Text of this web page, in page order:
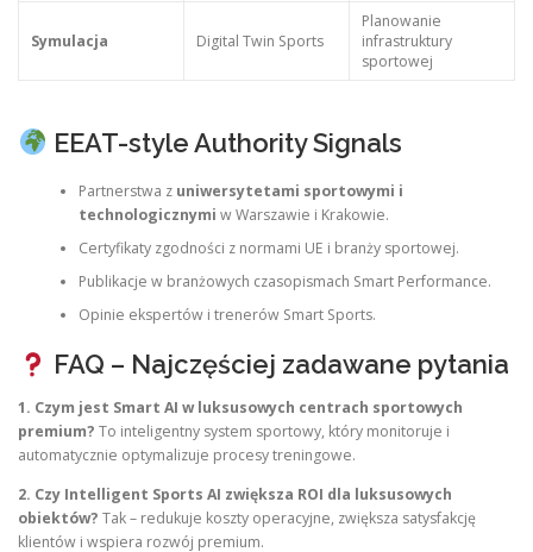
Symulacja Digital Twin Sports
Planowanie
infrastruktury
sportowej
EEAT-style Authority Signals
Partnerstwa z uniwersytetami sportowymi i
technologicznymi w Warszawie i Krakowie.
Certyfikaty zgodności z normami UE i branży sportowej.
Publikacje w branżowych czasopismach Smart Performance.
Opinie ekspertów i trenerów Smart Sports.
FAQ – Najczęściej zadawane pytania
1. Czym jest Smart AI w luksusowych centrach sportowych
premium? To inteligentny system sportowy, który monitoruje i
automatycznie optymalizuje procesy treningowe.
2. Czy Intelligent Sports AI zwiększa ROI dla luksusowych
obiektów? Tak – redukuje koszty operacyjne, zwiększa satysfakcję
klientów i wspiera rozwój premium.